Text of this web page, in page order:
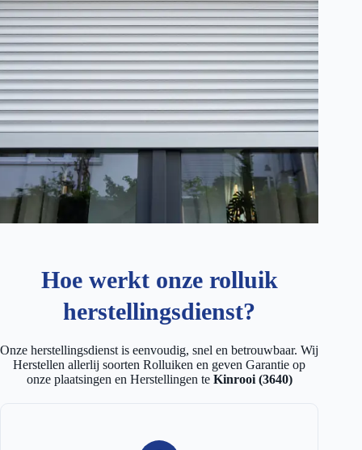
Hoe werkt onze rolluik
herstellingsdienst?
Onze herstellingsdienst is eenvoudig, snel en betrouwbaar. Wij
Herstellen allerlij soorten Rolluiken en geven Garantie op
onze plaatsingen en Herstellingen te Kinrooi (3640)